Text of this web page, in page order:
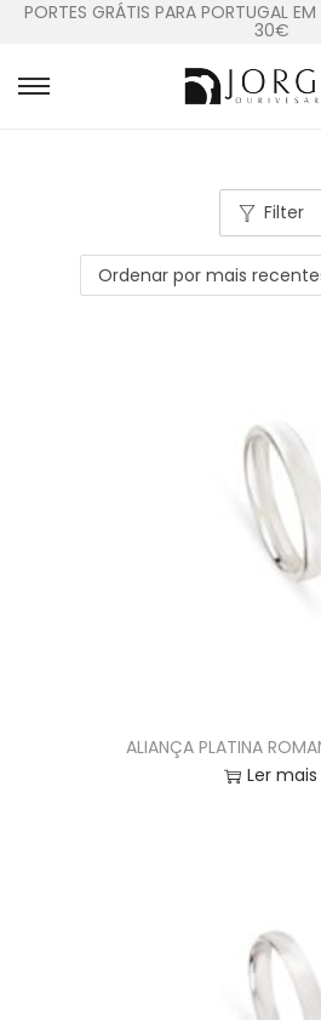
PORTES GRÁTIS PARA PORTUGAL
30€
Filter
ALIANÇA PLATINA
Ler mais